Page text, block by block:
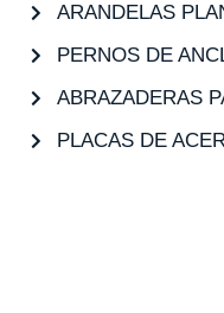
ARANDELAS
PERNOS DE
ABRAZADERAS
PLACAS DE